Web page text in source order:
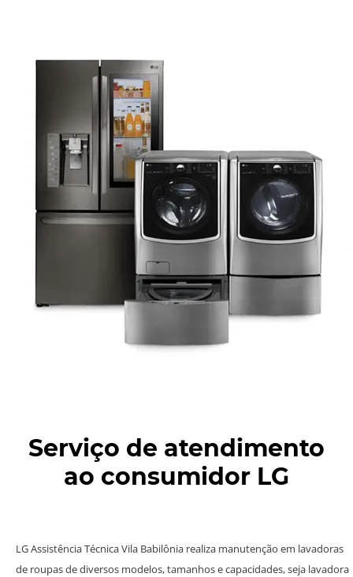
Serviço de atendimento
ao consumidor LG
LG Assistência Técnica Vila Babilônia realiza manutenção em lavadoras
de roupas de diversos modelos, tamanhos e capacidades, seja lavadora